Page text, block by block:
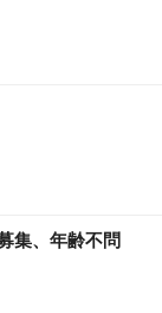
集、年齢不問